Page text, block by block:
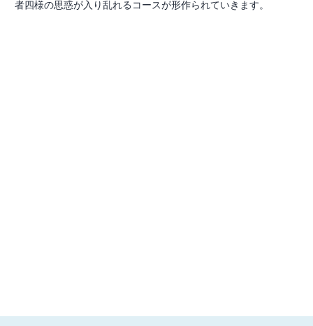
者四様の思惑が入り乱れるコースが形作られていきます。